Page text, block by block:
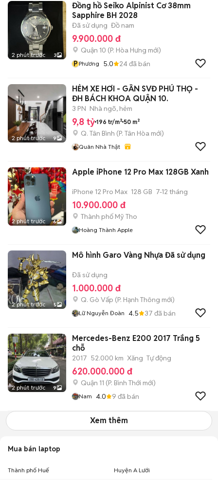
2 phút trước 3
Đồng hồ Seiko Alpinist Cơ 38mm
Sapphire BH 2028
Đã sử dụng Đồ nam
9.900.000 đ
Quận 10 (P. Hòa Hưng mới)
P Phương 5.0 24đã bán
2 phút trước 9
HẺM XE HƠI - GẦN SVĐ PHÚ THỌ -
ĐH BÁCH KHOA QUẬN 10.
3 PN Nhà ngõ, hẻm
9,8 tỷ 196 tr/m² 50 m²
Q. Tân Bình (P. Tân Hòa mới)
Quân Nhà Thật
2 phút trước 6
Apple iPhone 12 Pro Max 128GB Xanh
iPhone 12 Pro Max 128 GB 7-12 tháng
10.900.000 đ
Thành phố Mỹ Tho
Hoàng Thành Apple
2 phút trước 5
Mô hình Garo Vàng Nhựa Đã sử dụng
Đã sử dụng
1.000.000 đ
Q. Gò Vấp (P. Hạnh Thông mới)
Lữ Nguyễn Đoàn 4.5 37 đã bán
2 phút trước 9
Mercedes-Benz E200 2017 Trắng 5
chỗ
2017 52.000 km Xăng Tự động
620.000.000 đ
Quận 11 (P. Bình Thới mới)
Nam 4.0 9 đã bán
Xem thêm
Mua bán laptop
Thành phố Huế Huyện A Lưới